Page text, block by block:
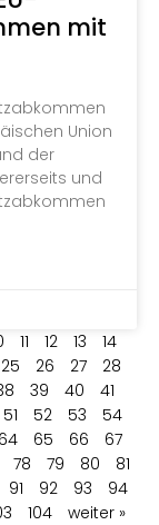
mit
Union
der
und
11 12 13
14
25 26 27
28
39 40
41
51 52 53
54
64 65 66
67
78 79 80
81
91 92 93
94
104 weiter »